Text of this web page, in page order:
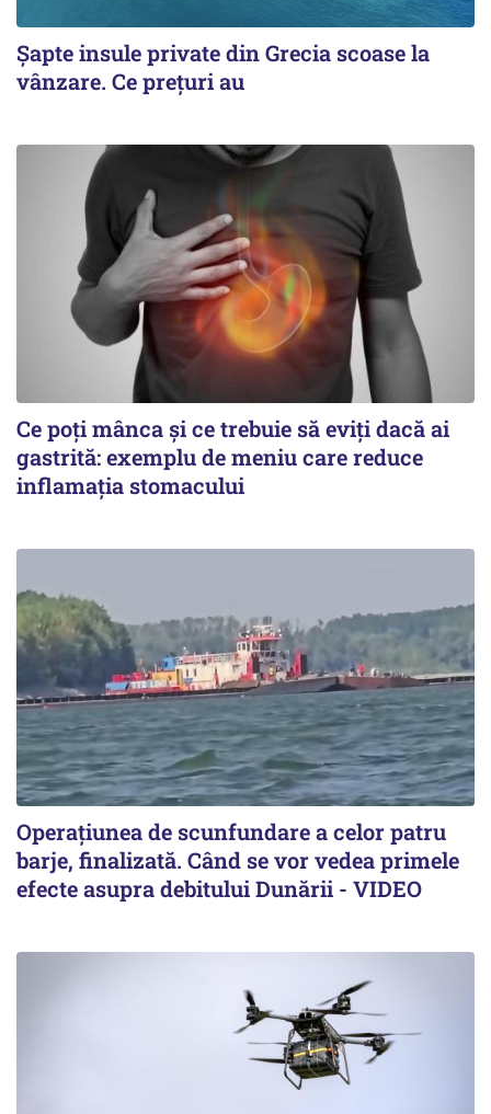
Șapte insule private din Grecia scoase la
vânzare. Ce prețuri au
Ce poți mânca și ce trebuie să eviți dacă ai
gastrită: exemplu de meniu care reduce
inflamația stomacului
Operațiunea de scunfundare a celor patru
barje, finalizată. Când se vor vedea primele
efecte asupra debitului Dunării - VIDEO